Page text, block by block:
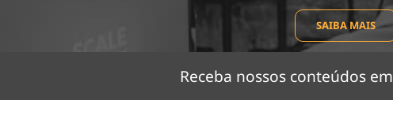
SAIBA MAIS
Receba nossos conteúdos em